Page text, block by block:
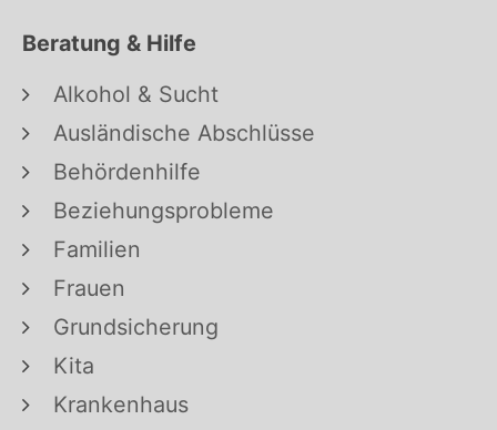
Beratung & Hilfe
Alkohol & Sucht
Ausländische Abschlüsse
Behördenhilfe
Beziehungsprobleme
Familien
Frauen
Grundsicherung
Kita
Krankenhaus